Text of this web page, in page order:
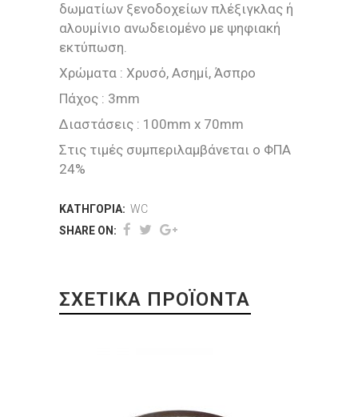
δωματίων ξενοδοχείων πλέξιγκλας ή
αλουμίνιο ανωδειομένο με ψηφιακή
εκτύπωση.
Χρώματα : Χρυσό, Ασημί, Άσπρο
Πάχος : 3mm
Διαστάσεις : 100mm x 70mm
Στις τιμές συμπεριλαμβάνεται ο ΦΠΑ
24%
ΚΑΤΗΓΟΡΊΑ: WC
SHARE ON:
ΣΧΕΤΙΚΆ ΠΡΟΪΌΝΤΑ